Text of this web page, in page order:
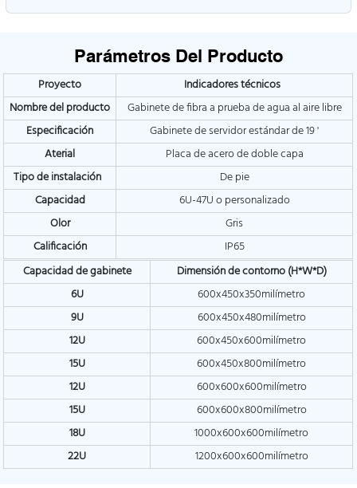
Parámetros Del Producto
Proyecto
Indicadores técnicos
Nombre del producto
Gabinete de fibra a prueba de agua al aire libre
Especificación
Gabinete de servidor estándar de 19 '
Aterial
Placa de acero de doble capa
Tipo de instalación
De pie
Capacidad
6U-47U o personalizado
Olor
Gris
Calificación
IP65
Capacidad de gabinete
Dimensión de contorno (H*W*D)
6U
600x450x350milímetro
9U
600x450x480milímetro
12U
600x450x600milímetro
15U
600x450x800milímetro
12U
600x600x600milímetro
15U
600x600x800milímetro
18U
1000x600x600milímetro
22U
1200x600x600milímetro